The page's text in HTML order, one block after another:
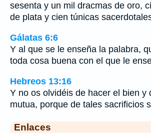
sesenta y un mil dracmas de oro,
de plata y cien túnicas
Gálatas 6:6
Y al que se le enseña la palabra,
toda cosa buena con el que le
Hebreos 13:16
Y no os olvidéis de hacer el bien y
mutua, porque de tales sacrificios
Enlaces